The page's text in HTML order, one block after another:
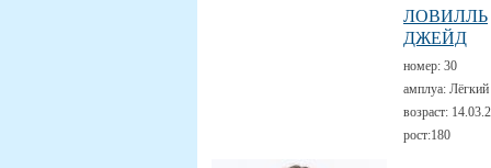
ЛОВИЛЛЬ
ДЖЕЙД
номер: 30
амплуа:
возраст:
рост:180